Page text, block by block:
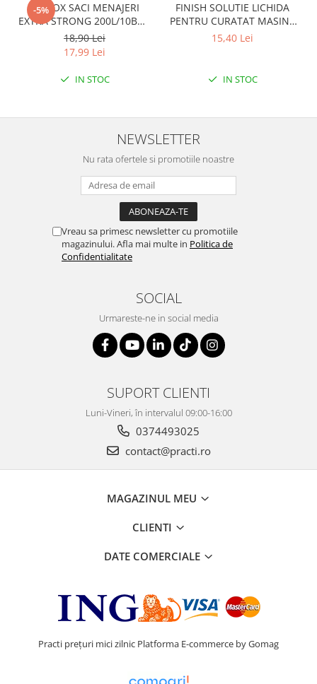
-5%
CLINOX SACI MENAJERI
EXTRA STRONG 200L/10BUC
LDPE NEGRI (90*122CM)
ETICHETA MOV
18,90 Lei
17,99 Lei
IN STOC
FINISH SOLUTIE LICHIDA
PENTRU CURATAT MASINA
DE SPALAT VASE 250ML
15,40 Lei
IN STOC
NEWSLETTER
Nu rata ofertele si promotiile noastre
Vreau sa primesc newsletter cu promotiile
magazinului. Afla mai multe in Politica de
Confidentialitate
SOCIAL
Urmareste-ne in social media
SUPORT CLIENTI
Luni-Vineri, în intervalul 09:00-16:00
0374493025
contact@practi.ro
MAGAZINUL MEU
CLIENTI
DATE COMERCIALE
Practi prețuri mici zilnic Platforma E-commerce by Gomag